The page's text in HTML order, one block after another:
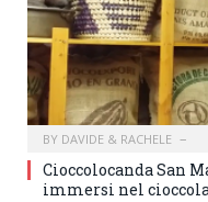
BY DAVIDE & RACHELE
Cioccolocanda San
immersi nel